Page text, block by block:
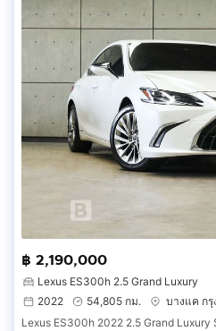
฿ 2,190,000
Lexus ES300h 2.5 Grand Luxury
2022
54,805 กม.
บางแค ก
Lexus ES300h 2022 2.5 Grand